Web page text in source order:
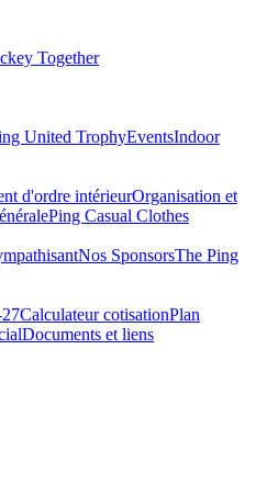
Together
United TrophyEventsIndoor
d'ordre intérieurOrganisation et
Ping Casual Clothes
Nos SponsorsThe Ping
Calculateur cotisationPlan
Documents et liens